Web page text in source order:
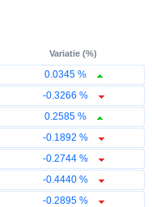
Variatie (%)
0.0345 %
-0.3266 %
0.2585 %
-0.1892 %
-0.2744 %
-0.4440 %
-0.2895 %